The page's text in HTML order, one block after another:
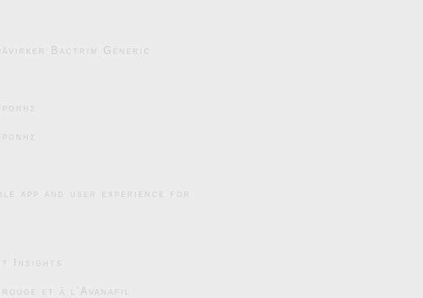
Bactrim Generic
app and user experience for
Insights
et à l’Avanafil